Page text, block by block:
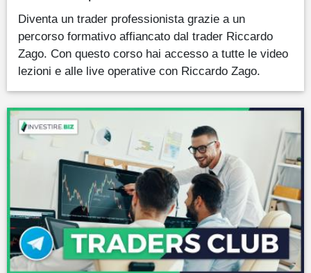
Diventa un trader professionista grazie a un
percorso formativo affiancato dal trader Riccardo
Zago. Con questo corso hai accesso a tutte le video
lezioni e alle live operative con Riccardo Zago.